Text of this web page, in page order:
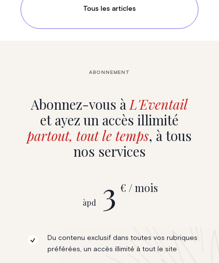
Tous les articles
Abonnez-vous àL'Eventail
et ayez un accès illimité
partout, tout le temps, à tous
nos services
ABONNEMENT
àpd 3 € / mois
Du contenu exclusif dans toutes vos rubriques
préférées, un accès illimité à tout le site